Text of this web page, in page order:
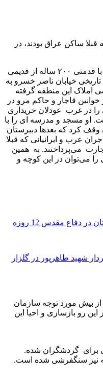
ساکن عراق بودند، در
،کوچه مروی با قدمتی ۲۰۰ ساله از قدیمی
خیابان ناصر خسرو به
املاک این منطقه گرفته
قاجار و حاکم مرو در
را در غرب عودلان خریداری
او مسجد و مدرسه ای را با
وقف کرد که بعدها دبیرستان
عرب و ایرانیانی که قبلا
می‌پرداختند. به همین
می‌توان در این کوچه و
دفاع مقدس 12 روزه
شهید طاهرپور در گلزار
از بیش مورد توجه سازمان
رو بازسازی و احیا این
برای گردشگران شده.
نیز سنگفرشی شده است.